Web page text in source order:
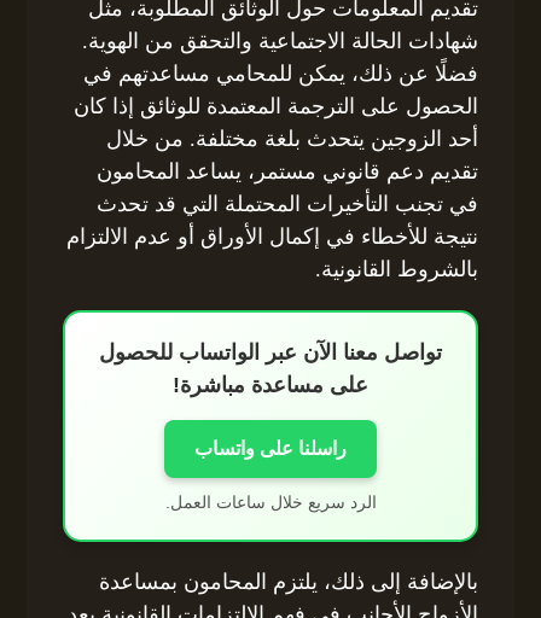
تقديم المعلومات حول الوثائق المطلوبة، مثل
شهادات الحالة الاجتماعية والتحقق من الهوية.
فضلًا عن ذلك، يمكن للمحامي مساعدتهم في
الحصول على الترجمة المعتمدة للوثائق إذا كان
أحد الزوجين يتحدث بلغة مختلفة. من خلال
تقديم دعم قانوني مستمر، يساعد المحامون
في تجنب التأخيرات المحتملة التي قد تحدث
نتيجة للأخطاء في إكمال الأوراق أو عدم الالتزام
بالشروط القانونية.
تواصل معنا الآن عبر الواتساب للحصول
على مساعدة مباشرة!
راسلنا على واتساب
الرد سريع خلال ساعات العمل.
بالإضافة إلى ذلك، يلتزم المحامون بمساعدة